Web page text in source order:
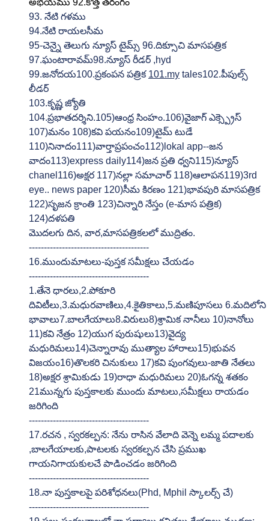
93. నేటి గళము
94.నేటి రాయలసీమ
95-చెన్నై తెలుగు న్యూస్ టైమ్స్ 96.దిక్సూచి మాసపత్రిక
97.ఘంటారావమ్98.న్యూస్ రీడర్ ,hyd
99.జనోదయ100.ప్రకంపన పత్రిక 101.my tales102.పీపుల్స్
లీడర్
103.కృష్ణ జ్యోతి
104.ప్రభాతదర్శిని.105)ఆంధ్ర సింహం.106)వైజాగ్ ఎక్స్ప్రెస్
107)మనం 108)కవి పయనం109)టైమ్ టుడే
110)నినాదం111)వార్తాప్రపంచం112)lokal app--జన
వాదం113)express daily114)జన ప్రతి ధ్వని115)న్యూస్
chanel116)అక్షర 117)నల్లా సమాచార్ 118)ఆలాపన119)3rd
eye.. news paper 120)సీమ కిరణం 121)భావపురి మాసపత్రిక
122)సృజన క్రాంతి 123)చిన్నారి నేస్తం (e-మాస పత్రిక)
124)దళపతి
మొదలగు దిన, వార,మాసపత్రికలలో ముద్రితం.
----------------------------------------
16.ముందుమాటలు-పుస్తక సమీక్షలు చేయడం
----------------------------------------
1.తేనె ధారలు,2.పోకూరి
దివిటీలు,3.మధురవాణిలు,4.కైతికాలు,5.మణిపూసలు 6.మదిలోని
భావాలు7.బాలగేయాలు8.విరులు8)శ్రామిక నానీలు 10)నానోలు
11)కవి నేత్రం 12)యుగ పురుషులు13)వైద్య
మధురిమలు14)చెన్నారావు ముత్యాల హారాలు15)భువన
విజయం16)తొలకరి చినుకులు 17)కవి పుంగవులు-జాతి నేతలు
18)అక్షర శ్రామికుడు 19)రాధా మధురిమలు 20)ఓగన్న శతకం
21మున్నగు పుస్తకాలకు ముందు మాటలు,సమీక్షలు రాయడం
జరిగింది
----------------------------------------
17.రచన , స్వరకల్పన: నేను రాసిన వేలాది వెన్నె లమ్మ పదాలకు
,బాలగేయాలకు,పాటలకు స్వరకల్పన చేసి ప్రముఖ
గాయనిగాయకులచే పాడించడం జరిగింది
----------------------------------------
18.నా పుస్తకాలపై పరిశోధనలు(Phd, Mphil స్కాలర్స్ చే)
----------------------------------------